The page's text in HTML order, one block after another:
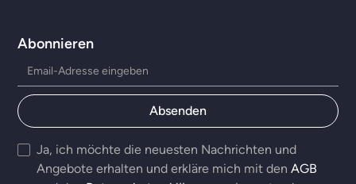
Abonnieren
Ja, ich möchte die neuesten Nachrichten und
Angebote erhalten und erkläre mich mit denAGB